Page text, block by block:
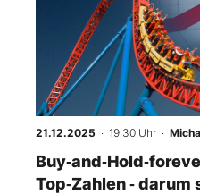
Experten
Mein B:O
Mein Konto
Folgen Sie uns
21.12.2025 · 19:30 Uhr ·
Top‑Zahlen ‑